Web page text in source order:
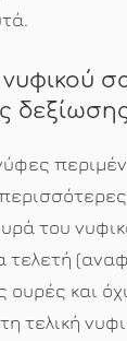
του
τελετή
και
τελική